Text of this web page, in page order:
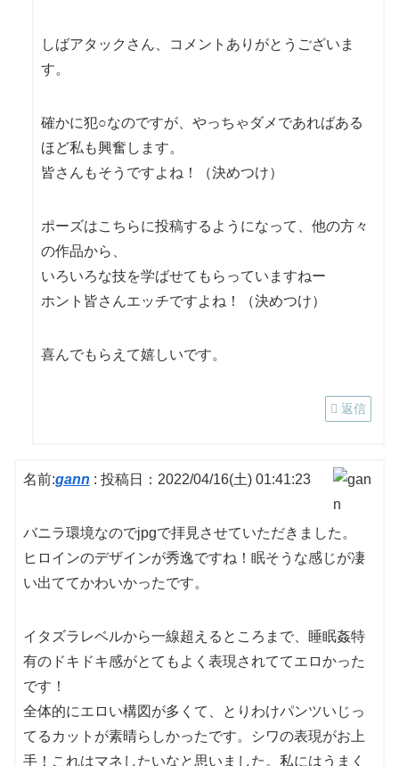
しばアタックさん、コメントありがとうございま
す。
確かに犯○なのですが、やっちゃダメであればある
ほど私も興奮します。
皆さんもそうですよね！（決めつけ）
ポーズはこちらに投稿するようになって、他の方々
の作品から、
いろいろな技を学ばせてもらっていますねー
ホント皆さんエッチですよね！（決めつけ）
喜んでもらえて嬉しいです。
返信
名前:gann : 投稿日：2022/04/16(土) 01:41:23
バニラ環境なのでjpgで拝見させていただきました。
ヒロインのデザインが秀逸ですね！眠そうな感じが凄
い出ててかわいかったです。
イタズラレベルから一線超えるところまで、睡眠姦特
有のドキドキ感がとてもよく表現されててエロかった
です！
全体的にエロい構図が多くて、とりわけパンツいじっ
てるカットが素晴らしかったです。シワの表現がお上
手！これはマネしたいなと思いました。私にはうまく